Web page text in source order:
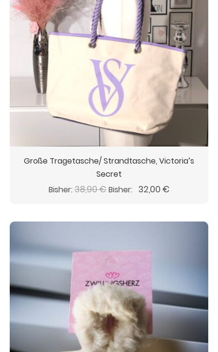
Große Tragetasche/ Strandtasche, Victoria’s
Secret
Bisher:38,90€Ursprünglicher
Bisher: 32,00 €Aktueller